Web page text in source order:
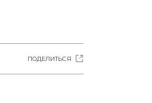
ПОДЕЛИТЬСЯ